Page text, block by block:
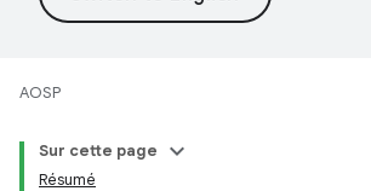
AOSP
Sur cette page
Résumé